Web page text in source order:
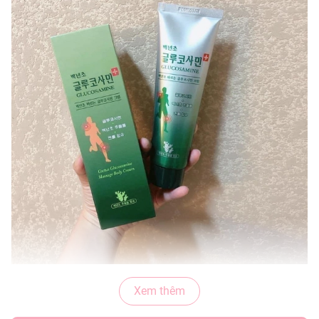
GLUCOSAMINE Hàn Quốc 150ml
đau mỏi là cao xoa bóp chuyên dùng làm giảm đau nhanh
Xem thêm